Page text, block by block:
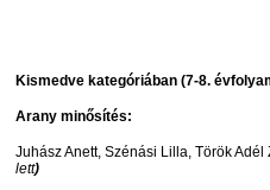
Kismedve kategóriában (7-8.
Arany minősítés:
Juhász Anett, Szénási Lilla, Török Adél
lett)